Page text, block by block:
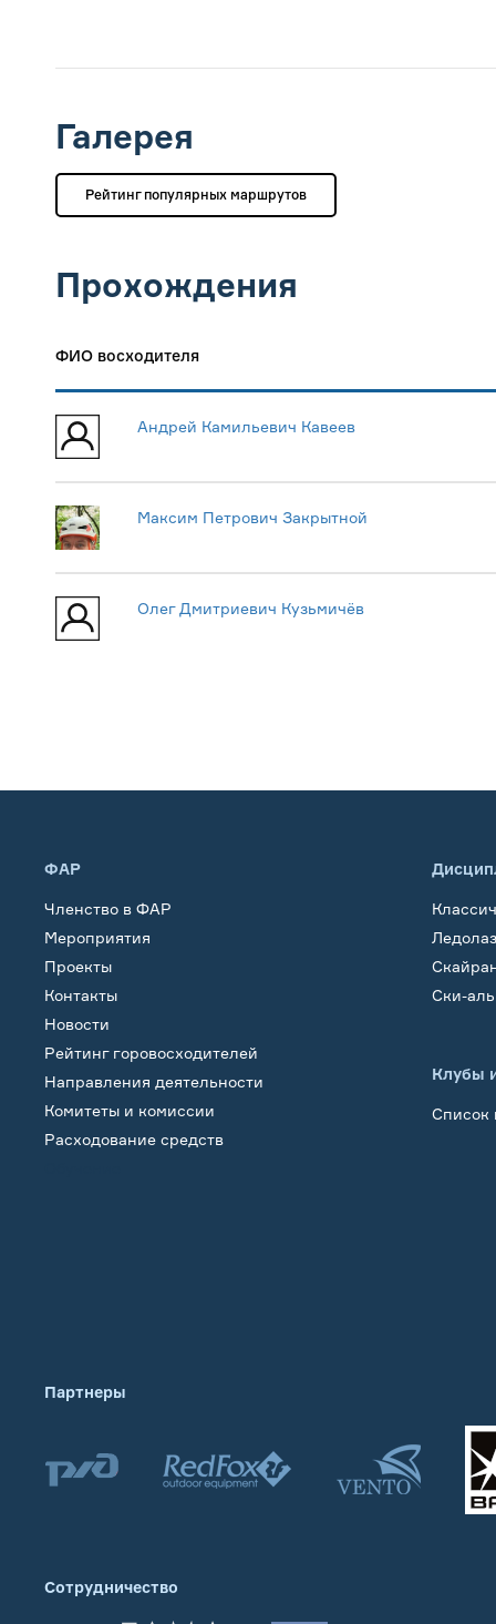
Галерея
Рейтинг популярных маршрутов
Прохождения
ФИО восходителя
Андрей Камильевич Кавеев
Максим Петрович Закрытной
Олег Дмитриевич Кузьмичёв
ФАР
Членство в ФАР
Мероприятия
Проекты
Контакты
Новости
Рейтинг горовосходителей
Направления деятельности
Комитеты и комиссии
Расходование средств
Ски-
Клубы
Список
Партнеры
Сотрудничество